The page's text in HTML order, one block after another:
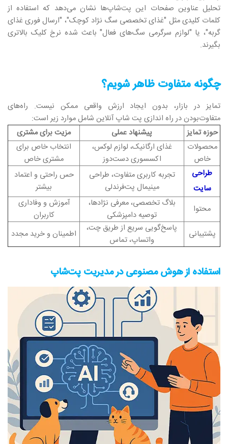
تحلیل عناوین صفحات این پت‌شاپ‌ها نشان می‌دهد که استفاده از
کلمات کلیدی مثل "غذای تخصصی سگ نژاد کوچک"، "ارسال فوری غذای
گربه"، یا "لوازم سرگرمی سگ‌های فعال" باعث شده نرخ کلیک بالاتری
بگیرند.
چگونه متفاوت ظاهر شویم؟
تمایز در بازار، بدون ایجاد ارزش واقعی ممکن نیست. راه‌های
متفاوت‌بودن در راه‌ اندازی پت شاپ آنلاین شامل موارد زیر است:
حوزه تمایز
پیشنهاد عملی
مزیت برای مشتری
محصولات
خاص
غذای ارگانیک، لوازم لوکس،
اکسسوری دست‌دوز
انتخاب خاص برای
مشتری خاص
طراحی
سایت
تجربه کاربری متفاوت، طراحی
مینیمال پت‌فرندلی
حس راحتی و اعتماد
بیشتر
محتوا
بلاگ تخصصی، معرفی نژادها،
توصیه دامپزشکی
آموزش و وفاداری
کاربران
پشتیبانی
پاسخ‌گویی سریع از طریق چت،
واتساپ، تماس
اطمینان و خرید مجدد
استفاده از هوش مصنوعی در مدیریت پت‌شاپ